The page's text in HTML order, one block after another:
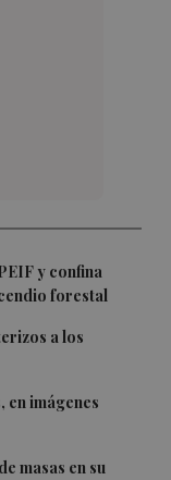
y confina
forestal
a los
en imágenes
masas en su